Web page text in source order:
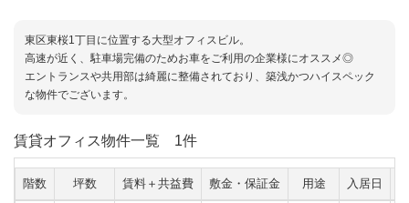
東区東桜1丁目に位置する大型オフィスビル。
高速が近く、駐車場完備のためお車をご利用の企業様にオススメ◎
エントランスや共用部は綺麗に整備されており、築浅かつハイスペック
な物件でございます。
賃貸オフィス物件一覧 1件
階数 坪数 賃料＋共益費 敷金・保証金 用途 入居日